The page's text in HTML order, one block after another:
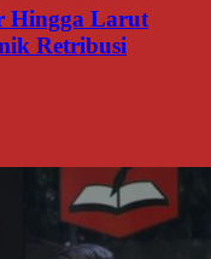
Hingga Larut
Retribusi